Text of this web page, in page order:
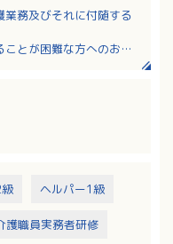
務及びそれに付随する
ことが困難な方へのお手
力で排泄できない方へ
、ご飯、汁物の調理、
との調理、お誕生日
ヘルパー1級
護職員実務者研修